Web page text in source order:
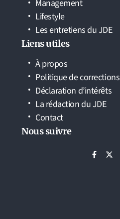
Management
Lifestyle
Les entretiens du JDE
Liens utiles
À propos
Politique de corrections
Déclaration d’intérêts
La rédaction du JDE
Contact
Nous suivre